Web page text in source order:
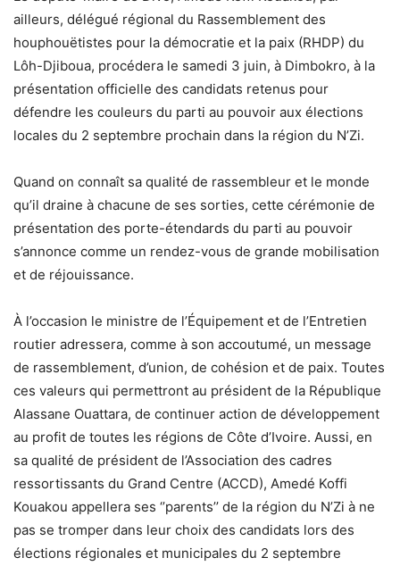
ailleurs, délégué régional du Rassemblement des
houphouëtistes pour la démocratie et la paix (RHDP) du
Lôh-Djiboua, procédera le samedi 3 juin, à Dimbokro, à la
présentation officielle des candidats retenus pour
défendre les couleurs du parti au pouvoir aux élections
locales du 2 septembre prochain dans la région du N’Zi.
Quand on connaît sa qualité de rassembleur et le monde
qu’il draine à chacune de ses sorties, cette cérémonie de
présentation des porte-étendards du parti au pouvoir
s’annonce comme un rendez-vous de grande mobilisation
et de réjouissance.
À l’occasion le ministre de l’Équipement et de l’Entretien
routier adressera, comme à son accoutumé, un message
de rassemblement, d’union, de cohésion et de paix. Toutes
ces valeurs qui permettront au président de la République
Alassane Ouattara, de continuer action de développement
au profit de toutes les régions de Côte d’Ivoire. Aussi, en
sa qualité de président de l’Association des cadres
ressortissants du Grand Centre (ACCD), Amedé Koffi
Kouakou appellera ses ‘’parents’’ de la région du N’Zi à ne
pas se tromper dans leur choix des candidats lors des
élections régionales et municipales du 2 septembre